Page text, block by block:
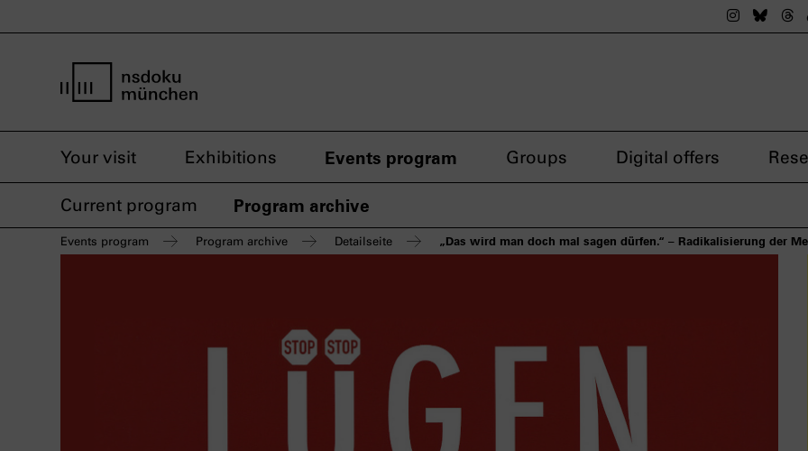
TheThe
Your visit Exhibitions Events program Groups Digital offers
Current program Program archive
Events program Program archive Detailseite „Das wird man doch mal sagen dürfen.“ – Radikalisierung der